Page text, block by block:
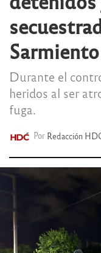
Sarmiento
Durante el
heridos al ser
fuga.
Por Redacción